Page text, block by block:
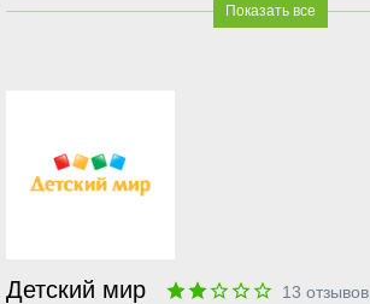
Показать все
Детский мир 13 отзывов